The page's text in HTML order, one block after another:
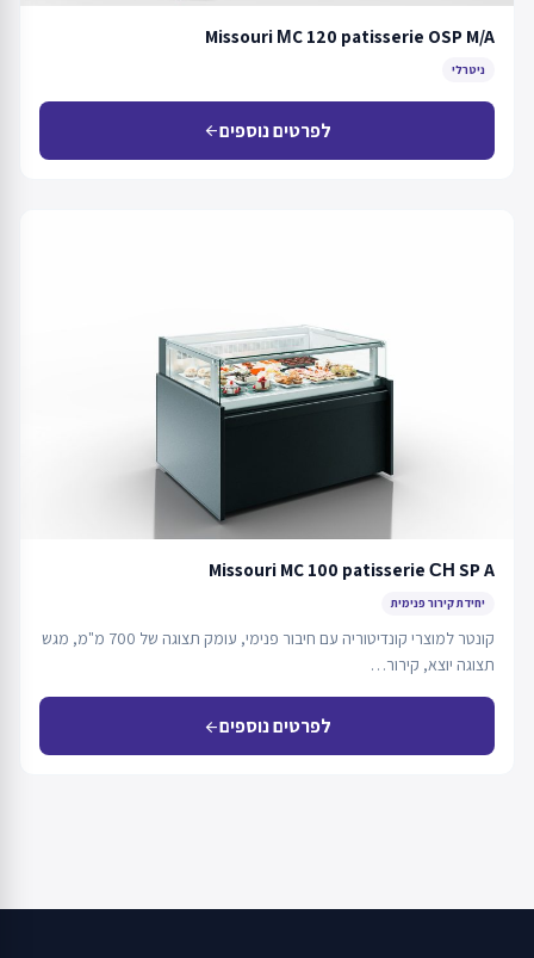
Missouri МC 120 patisserie OSP M/A
ניטרלי
לפרטים נוספיםarrow_back
Missouri MC 100 patisserie СН SP A
יחידת קירור פנימית
קונטר למוצרי קונדיטוריה עם חיבור פנימי, עומק תצוגה של 700 מ"מ, מגש
תצוגה יוצא, קירור…
לפרטים נוספיםarrow_back